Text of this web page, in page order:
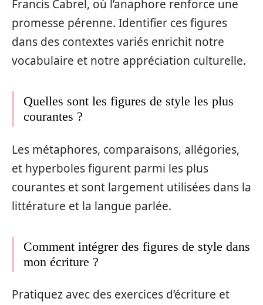
Francis Cabrel, où l’anaphore renforce une
promesse pérenne. Identifier ces figures
dans des contextes variés enrichit notre
vocabulaire et notre appréciation culturelle.
Quelles sont les figures de style les plus
courantes ?
Les métaphores, comparaisons, allégories,
et hyperboles figurent parmi les plus
courantes et sont largement utilisées dans la
littérature et la langue parlée.
Comment intégrer des figures de style dans
mon écriture ?
Pratiquez avec des exercices d’écriture et